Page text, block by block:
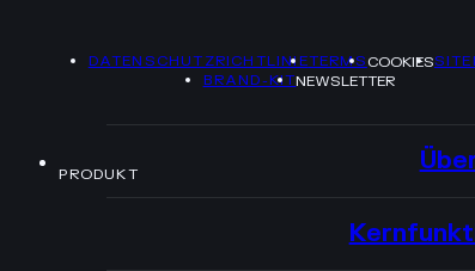
DATENSCHUTZRICHTLINIETERMSCOOKIES
BRAND-KITNEWSLETTER
PRODUKT